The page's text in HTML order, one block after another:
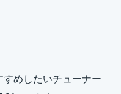
めしたいチューナー